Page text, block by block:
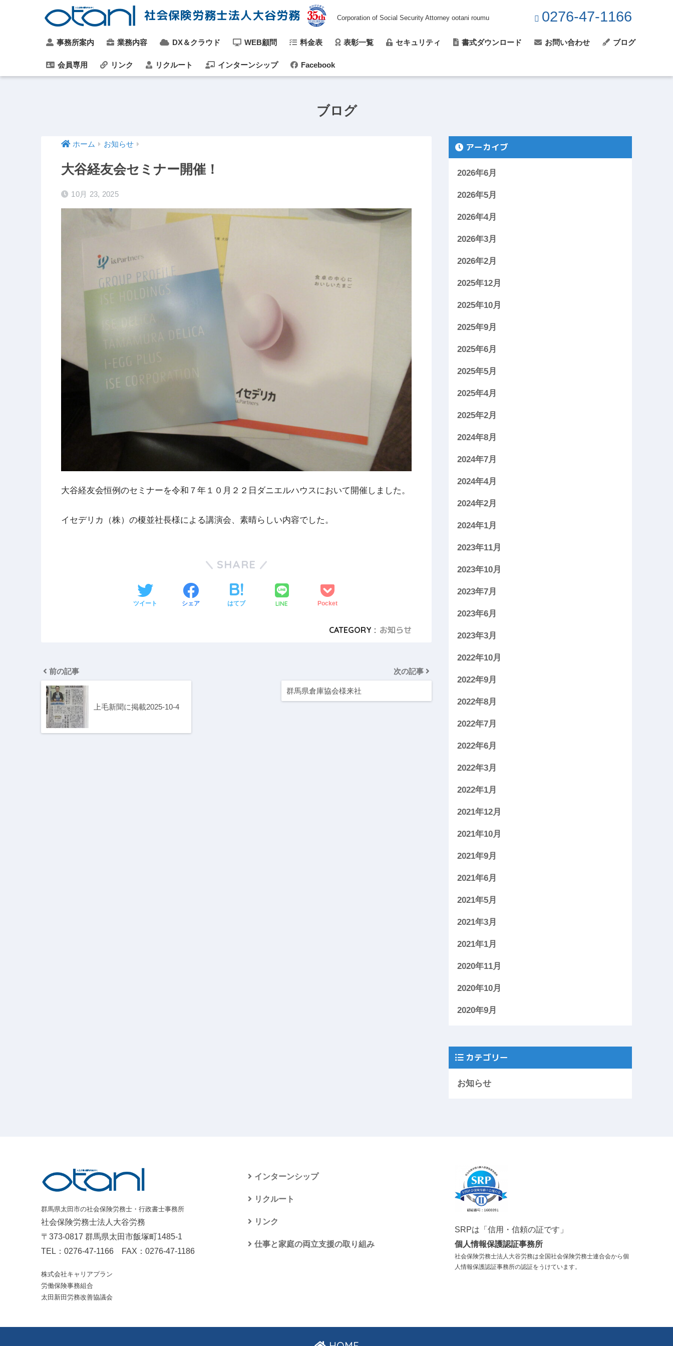
社会保険労務士法人大谷労務
事務所案内 業務内容 DX＆クラウド WEB顧問 料金表 表彰一覧 セキュリティ 書式ダウンロード お問い合わせ ブログ
会員専用 リンク リクルート インターンシップ Facebook
Corporation of Social Security Attorney ootani roumu 0276-47-1166
ブログ
ホーム お知らせ
大谷経友会セミナー開催！
10月 23, 2025
大谷経友会恒例のセミナーを令和７年１０月２２日ダニエルハウスにおいて開催しました。
イセデリカ（株）の榎並社長様による講演会、素晴らしい内容でした。
SHARE
ツイート シェア はてブ LINE Pocket
CATEGORY : お知らせ
前の記事
上毛新聞に掲載2025-10-4
次の記事
群馬県倉庫協会様来社
アーカイブ
2026年6月
2026年5月
2026年4月
2026年3月
2026年2月
2025年12月
2025年10月
2025年9月
2025年6月
2025年5月
2025年4月
2025年2月
2024年8月
2024年7月
2024年4月
2024年2月
2024年1月
2023年11月
2023年10月
2023年7月
2023年6月
2023年3月
2022年10月
2022年9月
2022年8月
2022年7月
2022年6月
2022年3月
2022年1月
2021年12月
2021年10月
2021年9月
2021年6月
2021年5月
2021年3月
2021年1月
2020年11月
2020年10月
2020年9月
カテゴリー
お知らせ
群馬県太田市の社会保険労務士・行政書士事務所
社会保険労務士法人大谷労務
〒373-0817 群馬県太田市飯塚町1485-1
TEL： 0276-47-1166 FAX：0276-47-1186
株式会社キャリアプラン
労働保険事務組合
太田新田労務改善協議会
インターンシップ
リクルート
リンク
仕事と家庭の両立支援の取り組み
SRPは「信用・信頼の証です」
個人情報保護認証事務所
社会保険労務士法人大谷労務は全国社会保険労務士連合会から個
人情報保護認証事務所の認証をうけています。